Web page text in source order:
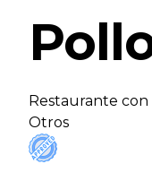
Restaurante con
Otros